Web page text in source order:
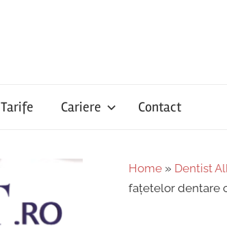
Tarife Cariere Contact
Home » Dentist
fațetelor dentare